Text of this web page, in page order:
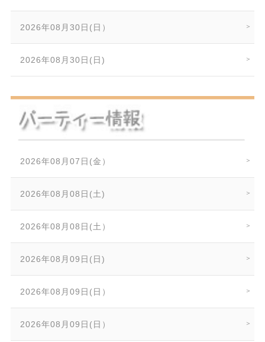
2026年08月30日(日）
2026年08月30日(日)
2026年08月07日(金）
2026年08月08日(土)
2026年08月08日(土）
2026年08月09日(日)
2026年08月09日(日）
2026年08月09日(日）